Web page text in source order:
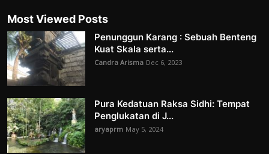
Most Viewed Posts
Penunggun Karang : Sebuah Benteng
Kuat Skala serta...
Candra Arisma Dec 6, 2023
Pura Kedatuan Raksa Sidhi: Tempat
Penglukatan di J...
aryaprm May 5, 2024